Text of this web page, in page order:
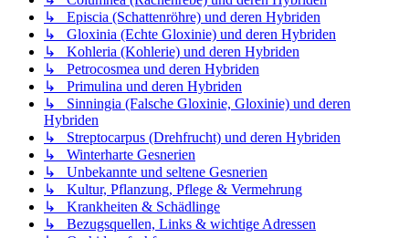
↳ Episcia (Schattenröhre) und deren Hybriden
↳ Gloxinia (Echte Gloxinie) und deren Hybriden
↳ Kohleria (Kohlerie) und deren Hybriden
↳ Petrocosmea und deren Hybriden
↳ Primulina und deren Hybriden
↳ Sinningia (Falsche Gloxinie, Gloxinie) und deren
Hybriden
↳ Streptocarpus (Drehfrucht) und deren Hybriden
↳ Winterharte Gesnerien
↳ Unbekannte und seltene Gesnerien
↳ Kultur, Pflanzung, Pflege & Vermehrung
↳ Krankheiten & Schädlinge
↳ Bezugsquellen, Links & wichtige Adressen